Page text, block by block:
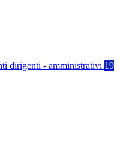
dirigenti - amministrativi 19